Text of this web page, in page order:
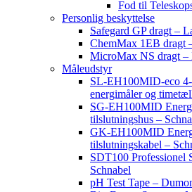
Fod til
Personlig beskyttelse
Safegard GP dragt –
ChemMax 1EB dragt
MicroMax NS dragt –
Måleudstyr
SL-EH100MID-eco 4-
energimåler og
SG-EH100MID
tilslutningshus –
GK-EH100MID
tilslutningskabel –
SDT100 Professionel
Schnabel
pH Test Tape –